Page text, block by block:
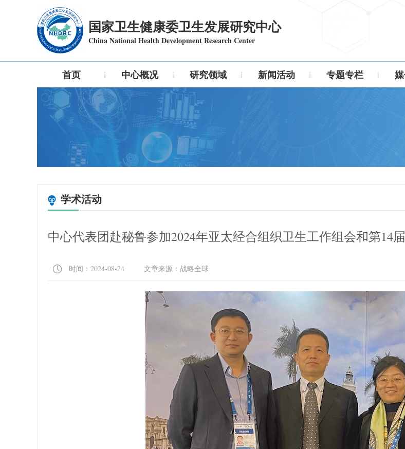
国家卫生健康委卫生发展研究中心
China National Health Development Research Center
首页 中心概况 研究领域 新闻活动 专题专栏
学术活动
中心代表团赴秘鲁参加2024年亚太经合组织卫生工作组会和第14
时间：2024-08-24 文章来源：战略全球